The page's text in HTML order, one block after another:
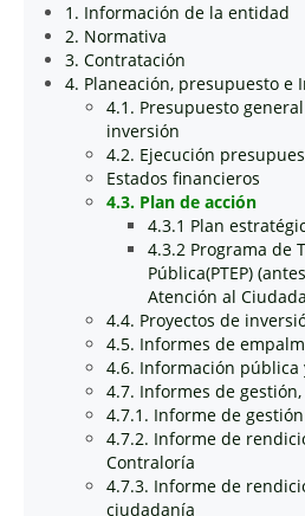
1. Información de la entidad
2. Normativa
3. Contratación
4. Planeación, presupuesto e
4.1. Presupuesto
inversión
4.2. Ejecución
Estados financieros
4.3. Plan de acción
4.3.1 Plan
4.3.2 Programa de
Pública(PTEP)
Atención al
4.4. Proyectos de
4.5. Informes de
4.6. Información pública
4.7. Informes de
4.7.1. Informe de gestión
4.7.2. Informe de
Contraloría
4.7.3. Informe de
ciudadanía